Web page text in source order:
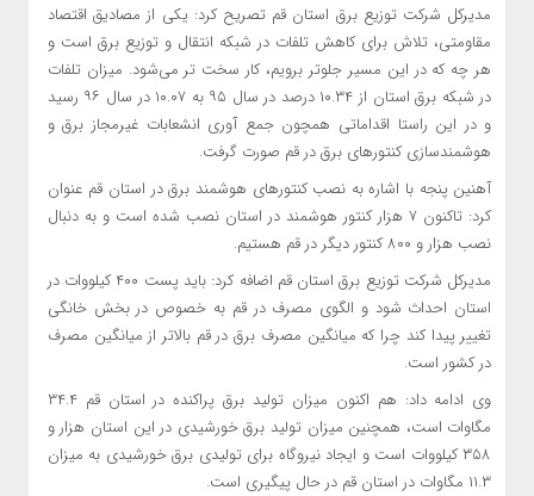
مدیرکل شرکت توزیع برق استان قم تصریح کرد: یکی از مصادیق اقتصاد
مقاومتی، تلاش برای کاهش تلفات در شبکه انتقال و توزیع برق است و
هر چه که در این مسیر جلوتر برویم، کار سخت تر می‌شود. میزان تلفات
در شبکه برق استان از ۱۰.۳۴ درصد در سال ۹۵ به ۱۰.۰۷ در سال ۹۶ رسید
و در این راستا اقداماتی همچون جمع آوری انشعابات غیرمجاز برق و
هوشمندسازی کنتورهای برق در قم صورت گرفت.
آهنین پنجه با اشاره به نصب کنتورهای هوشمند برق در استان قم عنوان
کرد: تاکنون ۷ هزار کنتور هوشمند در استان نصب شده است و به دنبال
نصب هزار و ۸۰۰ کنتور دیگر در قم هستیم.
مدیرکل شرکت توزیع برق استان قم اضافه کرد: باید پست ۴۰۰ کیلووات در
استان احداث شود و الگوی مصرف در قم به خصوص در بخش خانگی
تغییر پیدا کند چرا که میانگین مصرف برق در قم بالاتر از میانگین مصرف
در کشور است.
وی ادامه داد: هم اکنون میزان تولید برق پراکنده در استان قم ۳۴.۴
مگاوات است، همچنین میزان تولید برق خورشیدی در این استان هزار و
۳۵۸ کیلووات است و ایجاد نیروگاه برای تولیدی برق خورشیدی به میزان
۱۱.۳ مگاوات در استان قم در حال پیگیری است.